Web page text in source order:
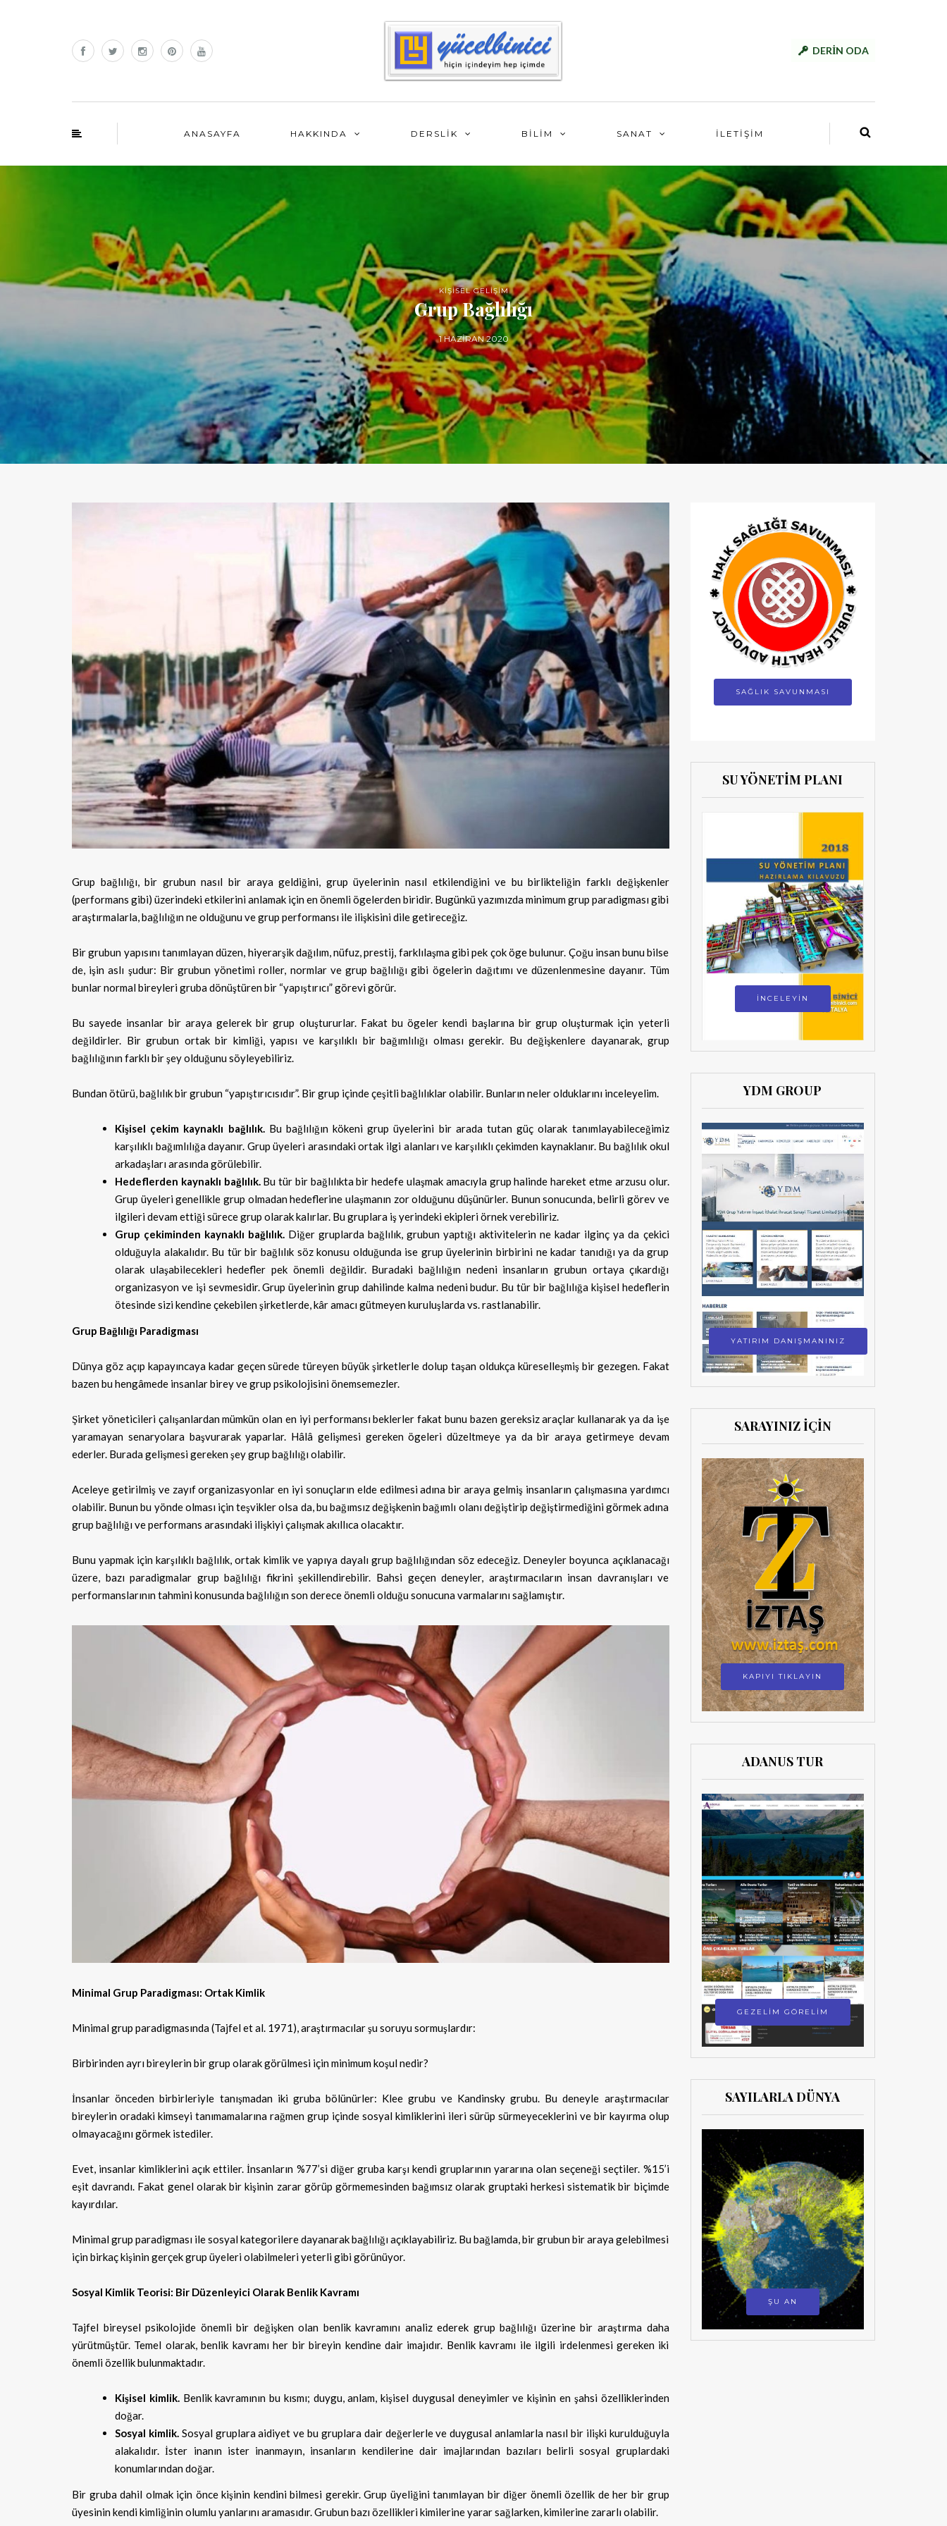
DERİN ODA
ANASAYFA HAKKINDA DERSLİK BİLİM SANAT İLETİŞİM
KİŞİSEL GELİŞİM
Grup Bağlılığı
1 HAZIRAN 2020
Grup bağlılığı, bir grubun nasıl bir araya geldiğini, grup üyelerinin nasıl etkilendiğini ve bu birlikteliğin farklı değişkenler
(performans gibi) üzerindeki etkilerini anlamak için en önemli ögelerden biridir. Bugünkü yazımızda minimum grup paradigması gibi
araştırmalarla, bağlılığın ne olduğunu ve grup performansı ile ilişkisini dile getireceğiz.
Bir grubun yapısını tanımlayan düzen, hiyerarşik dağılım, nüfuz, prestij, farklılaşma gibi pek çok öge bulunur. Çoğu insan bunu bilse
de, işin aslı şudur: Bir grubun yönetimi roller, normlar ve grup bağlılığı gibi ögelerin dağıtımı ve düzenlenmesine dayanır. Tüm
bunlar normal bireyleri gruba dönüştüren bir “yapıştırıcı” görevi görür.
Bu sayede insanlar bir araya gelerek bir grup oluştururlar. Fakat bu ögeler kendi başlarına bir grup oluşturmak için yeterli
değildirler. Bir grubun ortak bir kimliği, yapısı ve karşılıklı bir bağımlılığı olması gerekir. Bu değişkenlere dayanarak, grup
bağlılığının farklı bir şey olduğunu söyleyebiliriz.
Bundan ötürü, bağlılık bir grubun “yapıştırıcısıdır”. Bir grup içinde çeşitli bağlılıklar olabilir. Bunların neler olduklarını inceleyelim.
Kişisel çekim kaynaklı bağlılık. Bu bağlılığın kökeni grup üyelerini bir arada tutan güç olarak tanımlayabileceğimiz
karşılıklı bağımlılığa dayanır. Grup üyeleri arasındaki ortak ilgi alanları ve karşılıklı çekimden kaynaklanır. Bu bağlılık okul
arkadaşları arasında görülebilir.
Hedeflerden kaynaklı bağlılık. Bu tür bir bağlılıkta bir hedefe ulaşmak amacıyla grup halinde hareket etme arzusu olur.
Grup üyeleri genellikle grup olmadan hedeflerine ulaşmanın zor olduğunu düşünürler. Bunun sonucunda, belirli görev ve
ilgileri devam ettiği sürece grup olarak kalırlar. Bu gruplara iş yerindeki ekipleri örnek verebiliriz.
Grup çekiminden kaynaklı bağlılık. Diğer gruplarda bağlılık, grubun yaptığı aktivitelerin ne kadar ilginç ya da çekici
olduğuyla alakalıdır. Bu tür bir bağlılık söz konusu olduğunda ise grup üyelerinin birbirini ne kadar tanıdığı ya da grup
olarak ulaşabilecekleri hedefler pek önemli değildir. Buradaki bağlılığın nedeni insanların grubun ortaya çıkardığı
organizasyon ve işi sevmesidir. Grup üyelerinin grup dahilinde kalma nedeni budur. Bu tür bir bağlılığa kişisel hedeflerin
ötesinde sizi kendine çekebilen şirketlerde, kâr amacı gütmeyen kuruluşlarda vs. rastlanabilir.
Grup Bağlılığı Paradigması
Dünya göz açıp kapayıncaya kadar geçen sürede türeyen büyük şirketlerle dolup taşan oldukça küreselleşmiş bir gezegen. Fakat
bazen bu hengâmede insanlar birey ve grup psikolojisini önemsemezler.
Şirket yöneticileri çalışanlardan mümkün olan en iyi performansı beklerler fakat bunu bazen gereksiz araçlar kullanarak ya da işe
yaramayan senaryolara başvurarak yaparlar. Hâlâ gelişmesi gereken ögeleri düzeltmeye ya da bir araya getirmeye devam
ederler. Burada gelişmesi gereken şey grup bağlılığı olabilir.
Aceleye getirilmiş ve zayıf organizasyonlar en iyi sonuçların elde edilmesi adına bir araya gelmiş insanların çalışmasına yardımcı
olabilir. Bunun bu yönde olması için teşvikler olsa da, bu bağımsız değişkenin bağımlı olanı değiştirip değiştirmediğini görmek adına
grup bağlılığı ve performans arasındaki ilişkiyi çalışmak akıllıca olacaktır.
Bunu yapmak için karşılıklı bağlılık, ortak kimlik ve yapıya dayalı grup bağlılığından söz edeceğiz. Deneyler boyunca açıklanacağı
üzere, bazı paradigmalar grup bağlılığı fikrini şekillendirebilir. Bahsi geçen deneyler, araştırmacıların insan davranışları ve
performanslarının tahmini konusunda bağlılığın son derece önemli olduğu sonucuna varmalarını sağlamıştır.
Minimal Grup Paradigması: Ortak Kimlik
Minimal grup paradigmasında (Tajfel et al. 1971), araştırmacılar şu soruyu sormuşlardır:
Birbirinden ayrı bireylerin bir grup olarak görülmesi için minimum koşul nedir?
İnsanlar önceden birbirleriyle tanışmadan iki gruba bölünürler: Klee grubu ve Kandinsky grubu. Bu deneyle araştırmacılar
bireylerin oradaki kimseyi tanımamalarına rağmen grup içinde sosyal kimliklerini ileri sürüp sürmeyeceklerini ve bir kayırma olup
olmayacağını görmek istediler.
Evet, insanlar kimliklerini açık ettiler. İnsanların %77’si diğer gruba karşı kendi gruplarının yararına olan seçeneği seçtiler. %15’i
eşit davrandı. Fakat genel olarak bir kişinin zarar görüp görmemesinden bağımsız olarak gruptaki herkesi sistematik bir biçimde
kayırdılar.
Minimal grup paradigması ile sosyal kategorilere dayanarak bağlılığı açıklayabiliriz. Bu bağlamda, bir grubun bir araya gelebilmesi
için birkaç kişinin gerçek grup üyeleri olabilmeleri yeterli gibi görünüyor.
Sosyal Kimlik Teorisi: Bir Düzenleyici Olarak Benlik Kavramı
Tajfel bireysel psikolojide önemli bir değişken olan benlik kavramını analiz ederek grup bağlılığı üzerine bir araştırma daha
yürütmüştür. Temel olarak, benlik kavramı her bir bireyin kendine dair imajıdır. Benlik kavramı ile ilgili irdelenmesi gereken iki
önemli özellik bulunmaktadır.
Kişisel kimlik. Benlik kavramının bu kısmı; duygu, anlam, kişisel duygusal deneyimler ve kişinin en şahsi özelliklerinden
doğar.
Sosyal kimlik. Sosyal gruplara aidiyet ve bu gruplara dair değerlerle ve duygusal anlamlarla nasıl bir ilişki kurulduğuyla
alakalıdır. İster inanın ister inanmayın, insanların kendilerine dair imajlarından bazıları belirli sosyal gruplardaki
konumlarından doğar.
Bir gruba dahil olmak için önce kişinin kendini bilmesi gerekir. Grup üyeliğini tanımlayan bir diğer önemli özellik de her bir grup
üyesinin kendi kimliğinin olumlu yanlarını aramasıdır. Grubun bazı özellikleri kimilerine yarar sağlarken, kimilerine zararlı olabilir.
SAĞLIK SAVUNMASI
SU YÖNETİM PLANI
İNCELEYİN
YDM GROUP
YATIRIM DANIŞMANINIZ
SARAYINIZ İÇİN
KAPIYI TIKLAYIN
ADANUS TUR
GEZELİM GÖRELİM
SAYILARLA DÜNYA
ŞU AN